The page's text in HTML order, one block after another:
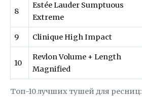
Топ-10 лучших тушей для ресниц:
8
Estée Lauder Sumptuous
Extreme
9 Clinique High Impact
10
Revlon Volume + Length
Magnified